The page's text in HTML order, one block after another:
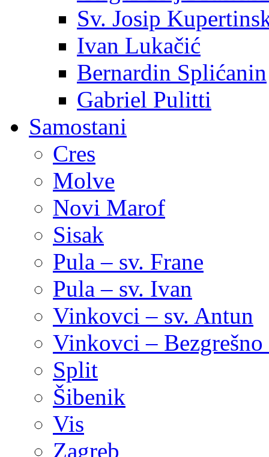
Sv. Josip
Ivan Lukačić
Bernardin Splićanin
Gabriel Pulitti
Samostani
Cres
Molve
Novi Marof
Sisak
Pula – sv. Frane
Pula – sv. Ivan
Vinkovci – sv. Antun
Vinkovci –
Split
Šibenik
Vis
Zagreb